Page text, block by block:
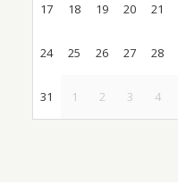
17 18 19 20 21
24 25 26 27 28
31 1 2 3 4